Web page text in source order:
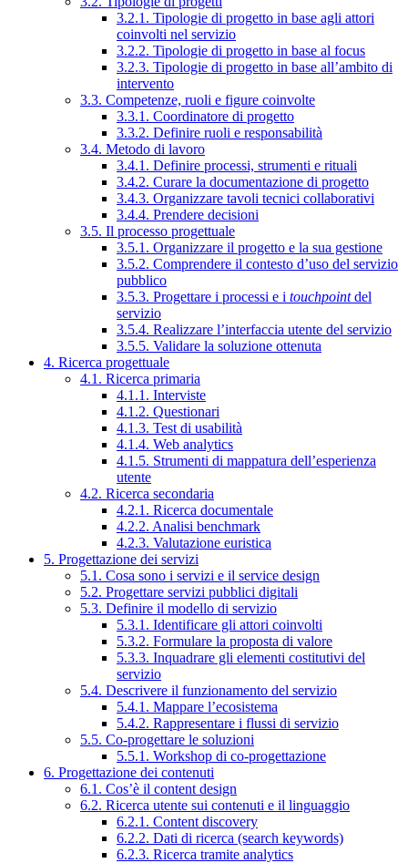
3.2.1. Tipologie di progetto in base agli attori
coinvolti nel servizio
3.2.2. Tipologie di progetto in base al focus
3.2.3. Tipologie di progetto in base all’ambito di
intervento
3.3. Competenze, ruoli e figure coinvolte
3.3.1. Coordinatore di progetto
3.3.2. Definire ruoli e responsabilità
3.4. Metodo di lavoro
3.4.1. Definire processi, strumenti e rituali
3.4.2. Curare la documentazione di progetto
3.4.3. Organizzare tavoli tecnici collaborativi
3.4.4. Prendere decisioni
3.5. Il processo progettuale
3.5.1. Organizzare il progetto e la sua gestione
3.5.2. Comprendere il contesto d’uso del servizio
pubblico
3.5.3. Progettare i processi e i touchpointdel
servizio
3.5.4. Realizzare l’interfaccia utente del servizio
3.5.5. Validare la soluzione ottenuta
4. Ricerca progettuale
4.1. Ricerca primaria
4.1.1. Interviste
4.1.2. Questionari
4.1.3. Test di usabilità
4.1.4. Web analytics
4.1.5. Strumenti di mappatura dell’esperienza
utente
4.2. Ricerca secondaria
4.2.1. Ricerca documentale
4.2.2. Analisi benchmark
4.2.3. Valutazione euristica
5. Progettazione dei servizi
5.1. Cosa sono i servizi e il service design
5.2. Progettare servizi pubblici digitali
5.3. Definire il modello di servizio
5.3.1. Identificare gli attori coinvolti
5.3.2. Formulare la proposta di valore
5.3.3. Inquadrare gli elementi costitutivi del
servizio
5.4. Descrivere il funzionamento del servizio
5.4.1. Mappare l’ecosistema
5.4.2. Rappresentare i flussi di servizio
5.5. Co-progettare le soluzioni
5.5.1. Workshop di co-progettazione
6. Progettazione dei contenuti
6.1. Cos’è il content design
6.2. Ricerca utente sui contenuti e il linguaggio
6.2.1. Content discovery
6.2.2. Dati di ricerca (search keywords)
6.2.3. Ricerca tramite analytics